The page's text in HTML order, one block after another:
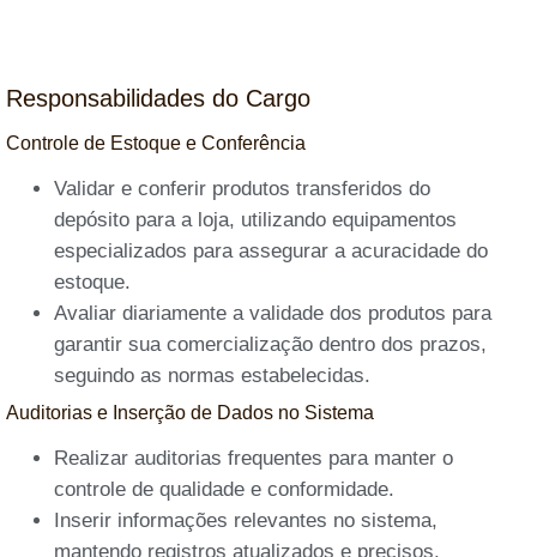
Responsabilidades do Cargo
Controle de Estoque e Conferência
Validar e conferir produtos transferidos do
depósito para a loja, utilizando equipamentos
especializados para assegurar a acuracidade do
estoque.
Avaliar diariamente a validade dos produtos para
garantir sua comercialização dentro dos prazos,
seguindo as normas estabelecidas.
Auditorias e Inserção de Dados no Sistema
Realizar auditorias frequentes para manter o
controle de qualidade e conformidade.
Inserir informações relevantes no sistema,
mantendo registros atualizados e precisos.